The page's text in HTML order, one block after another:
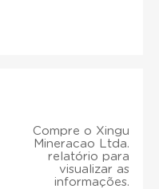
Compre o Xingu
Mineracao Ltda.
relatório para
visualizar as
informações.